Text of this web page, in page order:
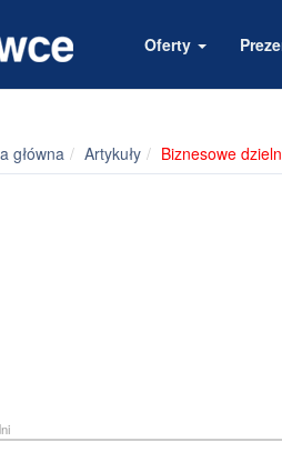
Oferty
główna Artykuły Biznesowe